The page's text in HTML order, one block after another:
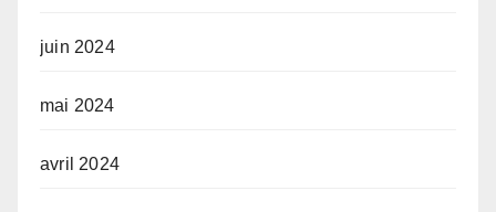
juin 2024
mai 2024
avril 2024